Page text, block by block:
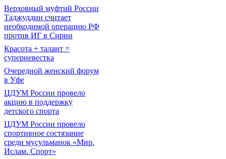
Верховный муфтий России
Таджуддин считает
необходимой операцию РФ
против ИГ в Сирии
Красота + талант =
суперневестка
Очередной женский форум
в Уфе
ЦДУМ России провело
акцию в поддержку
детского спорта
ЦДУМ России провело
спортивное состязание
среди мусульманок «Мир.
Ислам. Спорт»